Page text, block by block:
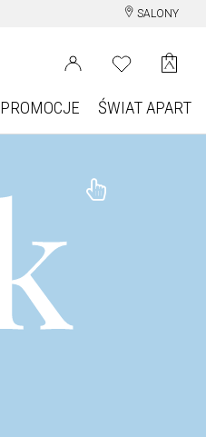
SALONY
PROMOCJE ŚWIAT APART